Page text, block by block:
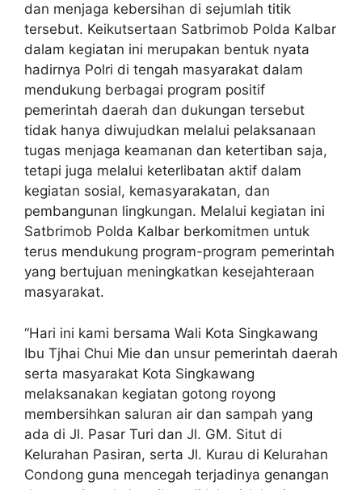
dan menjaga kebersihan di sejumlah titik
tersebut. Keikutsertaan Satbrimob Polda Kalbar
dalam kegiatan ini merupakan bentuk nyata
hadirnya Polri di tengah masyarakat dalam
mendukung berbagai program positif
pemerintah daerah dan dukungan tersebut
tidak hanya diwujudkan melalui pelaksanaan
tugas menjaga keamanan dan ketertiban saja,
tetapi juga melalui keterlibatan aktif dalam
kegiatan sosial, kemasyarakatan, dan
pembangunan lingkungan. Melalui kegiatan ini
Satbrimob Polda Kalbar berkomitmen untuk
terus mendukung program-program pemerintah
yang bertujuan meningkatkan kesejahteraan
masyarakat.
“Hari ini kami bersama Wali Kota Singkawang
Ibu Tjhai Chui Mie dan unsur pemerintah daerah
serta masyarakat Kota Singkawang
melaksanakan kegiatan gotong royong
membersihkan saluran air dan sampah yang
ada di Jl. Pasar Turi dan Jl. GM. Situt di
Kelurahan Pasiran, serta Jl. Kurau di Kelurahan
Condong guna mencegah terjadinya genangan